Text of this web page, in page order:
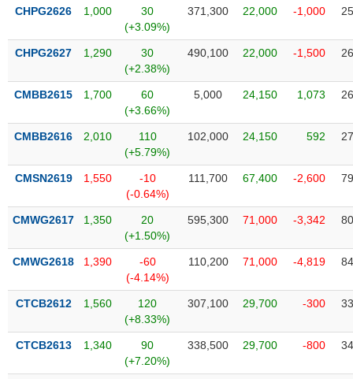
CHPG2626 1,000
30
(+3.09%)
371,300 22,000 -1,000
CHPG2627 1,290
30
(+2.38%)
490,100 22,000 -1,500
CMBB2615 1,700
60
(+3.66%)
5,000 24,150 1,073
CMBB2616 2,010
110
(+5.79%)
102,000 24,150 592
CMSN2619 1,550
-10
(-0.64%)
111,700 67,400 -2,600
CMWG2617 1,350
20
(+1.50%)
595,300 71,000 -3,342
CMWG2618 1,390
-60
(-4.14%)
110,200 71,000 -4,819
CTCB2612 1,560
120
(+8.33%)
307,100 29,700 -300
CTCB2613 1,340
90
(+7.20%)
338,500 29,700 -800
KHỎE
CÔNG
THÔNG
DỊCH
TRUYỀN